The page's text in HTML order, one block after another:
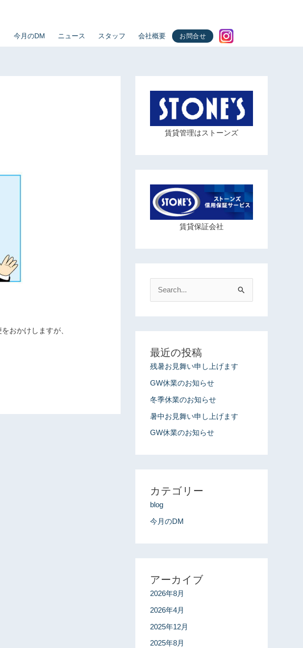
今月のDM ニュース スタッフ 会社概要 お問合せ
おかけしますが、
賃貸管理はストーンズ
賃貸保証会社
:最近の投稿
残暑お見舞い申し上げます
GW休業のお知らせ
冬季休業のお知らせ
暑中お見舞い申し上げます
GW休業のお知らせ
カテゴリー
blog
今月のDM
アーカイブ
2026年8月
2026年4月
2025年12月
2025年8月